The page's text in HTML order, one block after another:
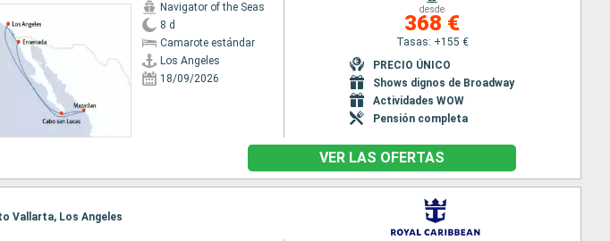
Navigator of the Seas
8 d
Camarote estándar
Los Angeles
18/09/2026
desde
368 €
Tasas: +155 €
PRECIO ÚNICO
Shows dignos de Broadway
Actividades WOW
Pensión completa
VER LAS OFERTAS
Vallarta, Los Angeles